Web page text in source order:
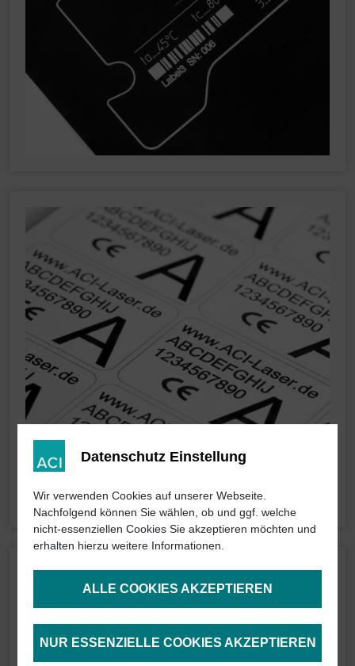
Datenschutz Einstellung
Wir verwenden Cookies auf unserer Webseite.
Nachfolgend können Sie wählen, ob und ggf. welche
nicht-essenziellen Cookies Sie akzeptieren möchten und
erhalten hierzu weitere Informationen.
ALLE COOKIES AKZEPTIEREN
NUR ESSENZIELLE COOKIES AKZEPTIEREN